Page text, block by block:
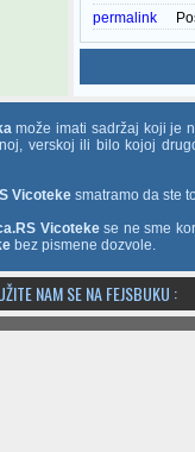
permalink
može imati sadržaj koji je
verskoj ili bilo kojoj
Vicoteke smatramo da ste
Vicotekese ne sme
bez pismene dozvole.
NAM SE NA FEJSBUKU :